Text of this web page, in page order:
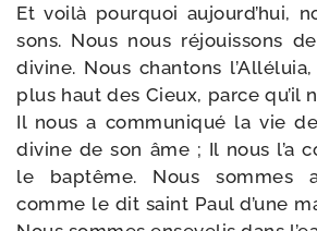
Et voi­là pour­quoi aujourd’hui,
sons. Nous nous réjouis­sons
divine. Nous chan­tons
plus haut des Cieux, parce qu’il
Il nous a com­mu­ni­qué la vie
divine de son âme ; Il nous l’a
le bap­tême. Nous sommes
comme le dit saint Paul d’une